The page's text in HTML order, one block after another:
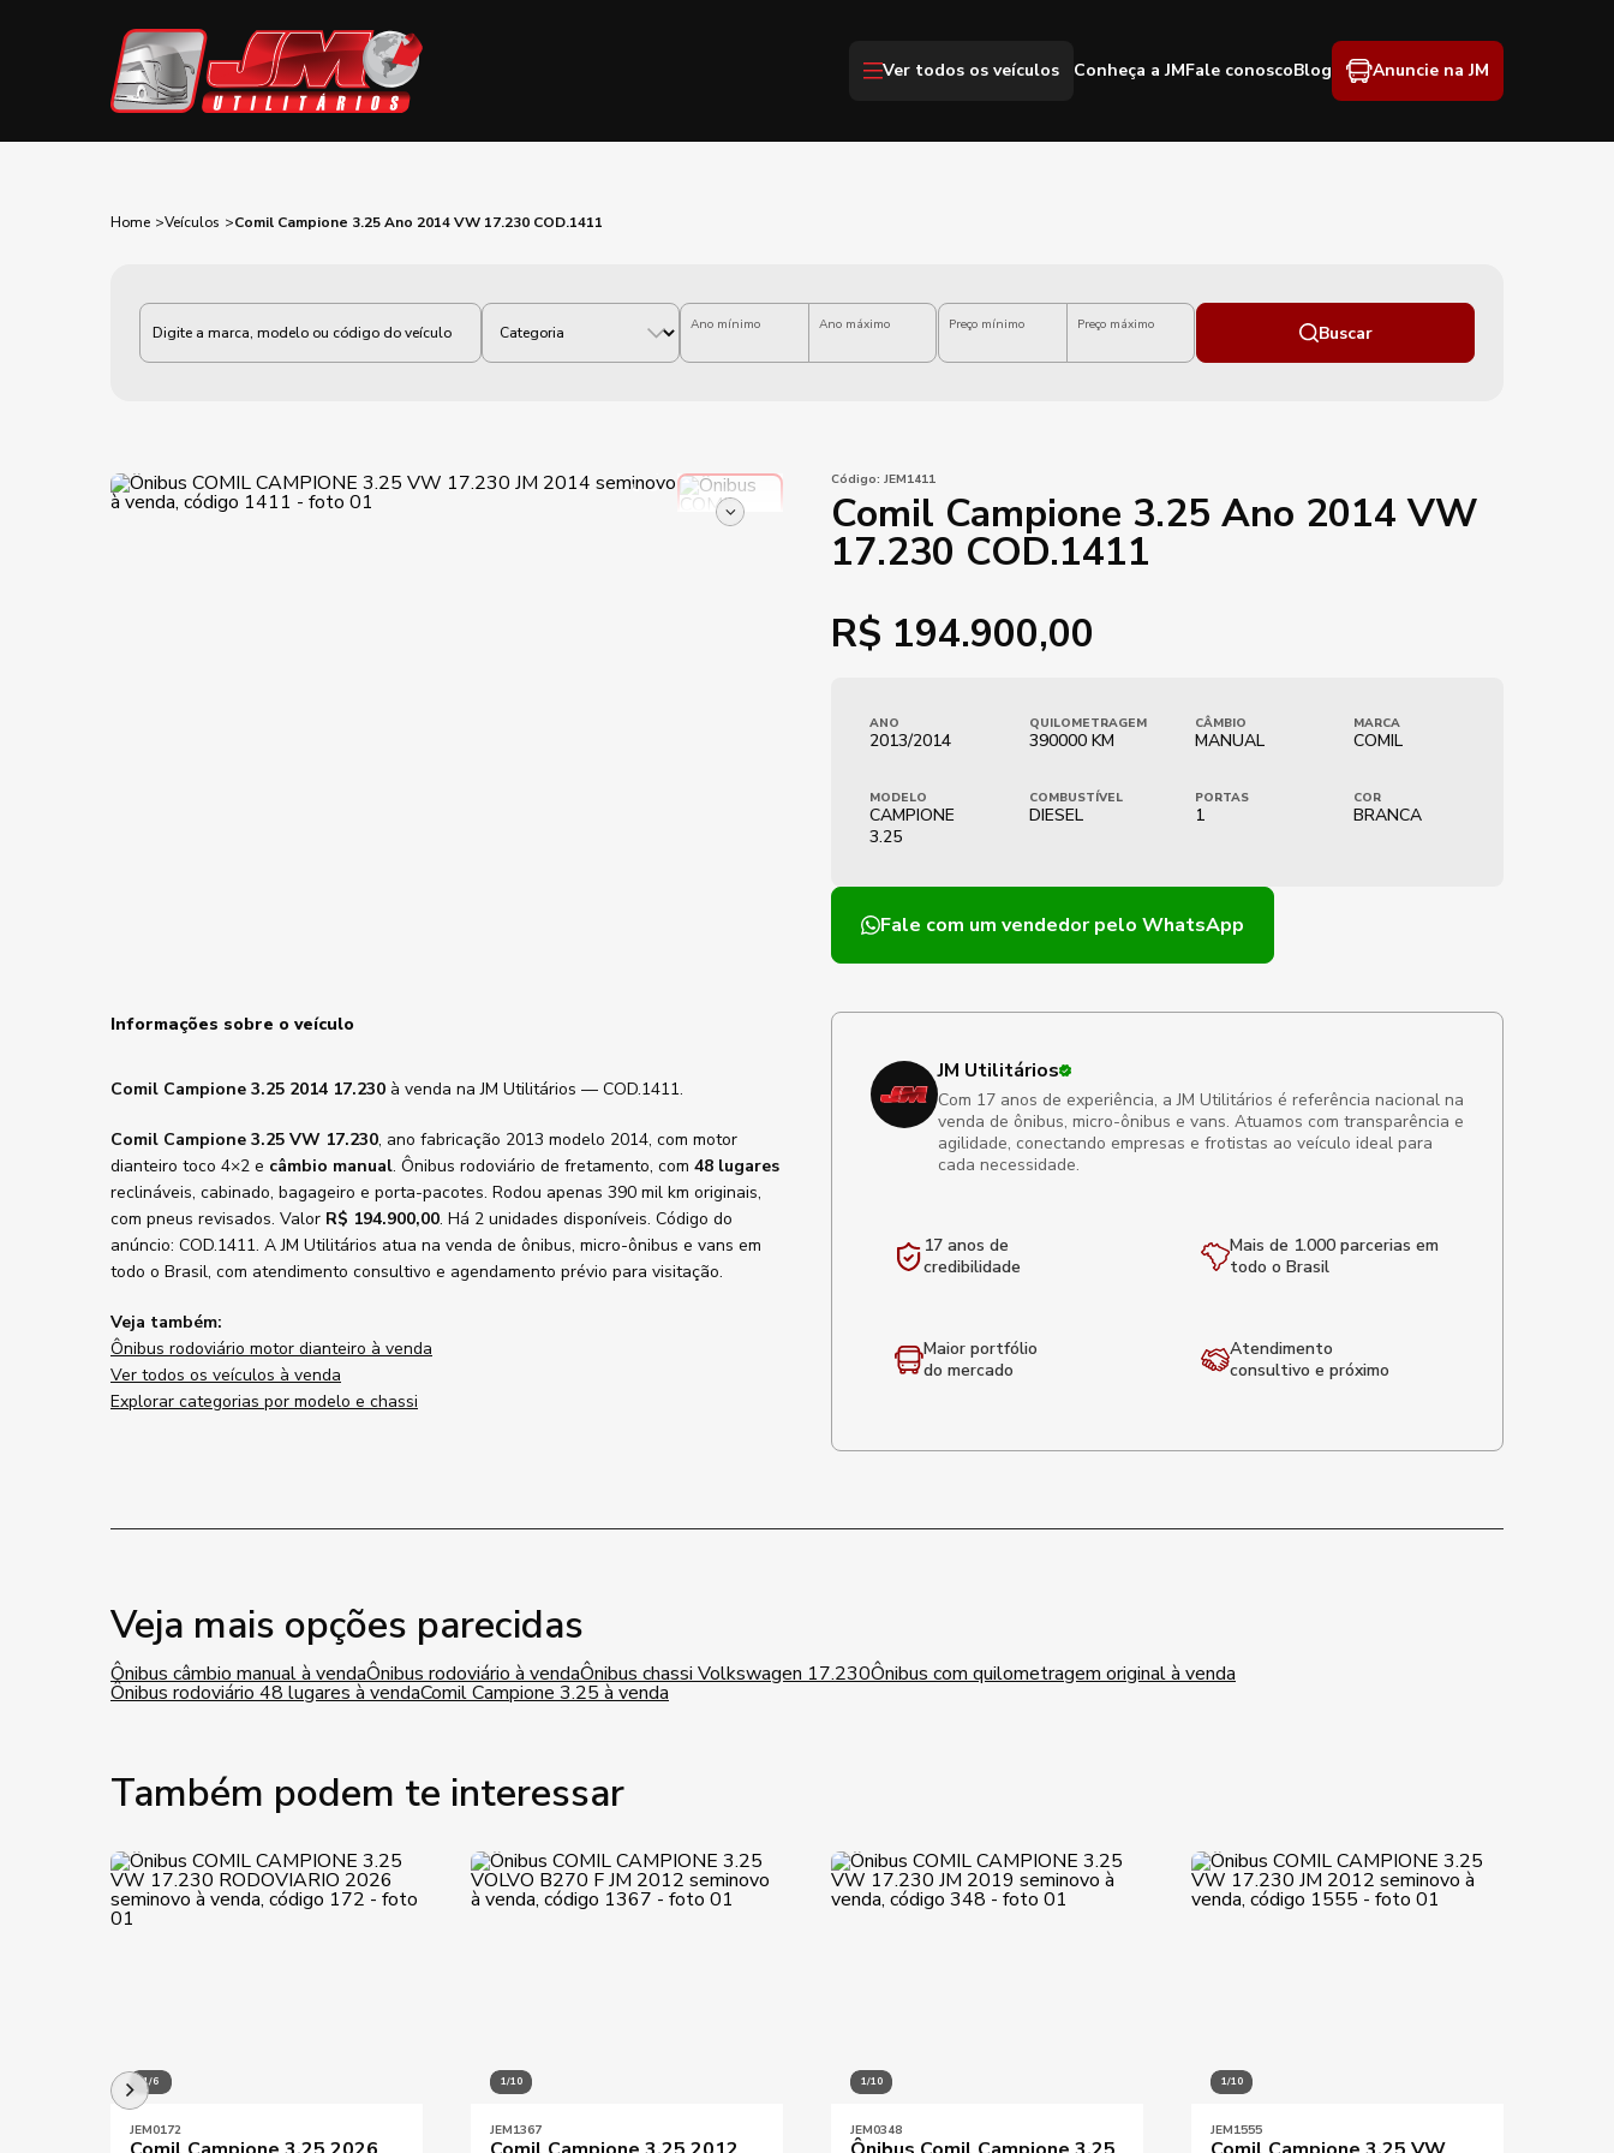
Ver todos os veículos Conheça a JMFale conoscoBlog Anuncie na JM
Home Veículos Comil Campione 3.25 Ano 2014 VW 17.230 COD.1411
Categoria Ano mínimo Ano máximo Preço mínimo Preço máximo Buscar
Código: JEM1411
Comil Campione 3.25 Ano 2014 VW
17.230 COD.1411
R$ 194.900,00
ANO
2013/2014
QUILOMETRAGEM
390000 KM
CÂMBIO
MANUAL
MARCA
COMIL
MODELO
CAMPIONE
3.25
COMBUSTÍVEL
DIESEL
PORTAS
1
COR
BRANCA
Fale com um vendedorpelo WhatsApp
Informações sobre o veículo
Comil Campione 3.25 2014 17.230 à venda na JM Utilitários — COD.1411.
Comil Campione 3.25 VW 17.230, ano fabricação 2013 modelo 2014, com motor
dianteiro toco 4×2 e câmbio manual. Ônibus rodoviário de fretamento, com 48 lugares
reclináveis, cabinado, bagageiro e porta-pacotes. Rodou apenas 390 mil km originais,
com pneus revisados. Valor R$ 194.900,00. Há 2 unidades disponíveis. Código do
anúncio: COD.1411. A JM Utilitários atua na venda de ônibus, micro-ônibus e vans em
todo o Brasil, com atendimento consultivo e agendamento prévio para visitação.
Veja também:
Ônibus rodoviário motor dianteiro à venda
Ver todos os veículos à venda
Explorar categorias por modelo e chassi
JM Utilitários
Com 17 anos de experiência, a JM Utilitários é referência nacional na
venda de ônibus, micro-ônibus e vans. Atuamos com transparência e
agilidade, conectando empresas e frotistas ao veículo ideal para
cada necessidade.
17 anos de
credibilidade
Mais de 1.000 parcerias em
todo o Brasil
Maior portfólio
do mercado
Atendimento
consultivo e próximo
Veja mais opções parecidas
Ônibus câmbio manual à vendaÔnibus rodoviário à vendaÔnibus chassi Volkswagen 17.230Ônibus com quilometragem original à venda
Ônibus rodoviário 48 lugares à vendaComil Campione 3.25 à venda
Também podem te interessar
1/6
JEM0172
1/10
JEM1367
1/10
JEM0348
1/10
JEM1555